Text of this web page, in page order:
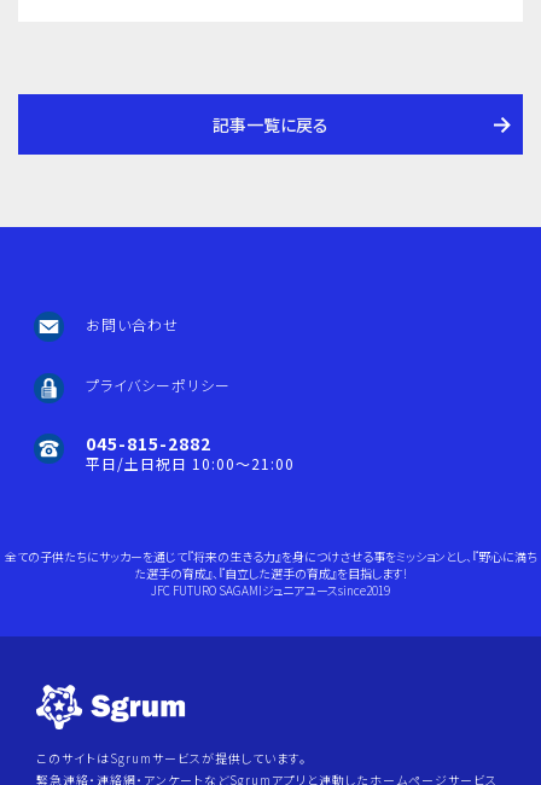
記事一覧に戻る
お問い合わせ
プライバシーポリシー
045-815-2882
平日/土日祝日 10:00～21:00
全ての子供たちにサッカーを通じて『将来の生きる力』を身につけさせる事をミッションとし、『野心に満ち
た選手の育成』、『自立した選手の育成』を目指します!
JFC FUTURO SAGAMIジュニアユースsince2019
このサイトはSgrumサービスが提供しています。
緊急連絡・連絡網・アンケートなどSgrumアプリと連動したホームページサービス